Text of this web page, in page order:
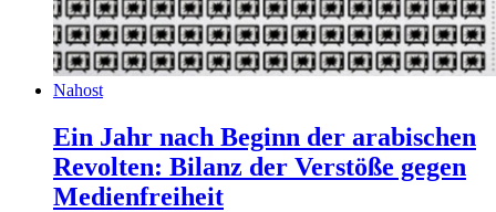
Nahost
Ein Jahr nach Beginn der arabischen
Revolten: Bilanz der Verstöße gegen
Medienfreiheit